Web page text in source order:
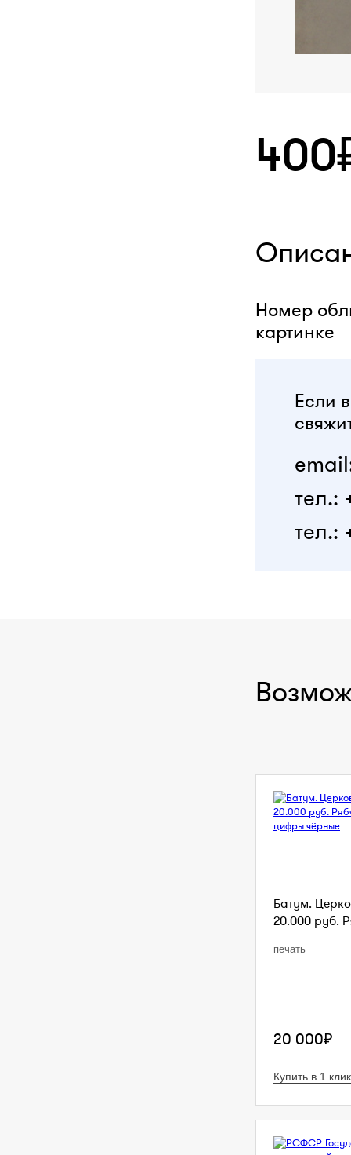
Номер
картинке
Если
тел.:
тел.:
Батум.
20.000 руб.
печать
20 000₽
Купить в 1 клик